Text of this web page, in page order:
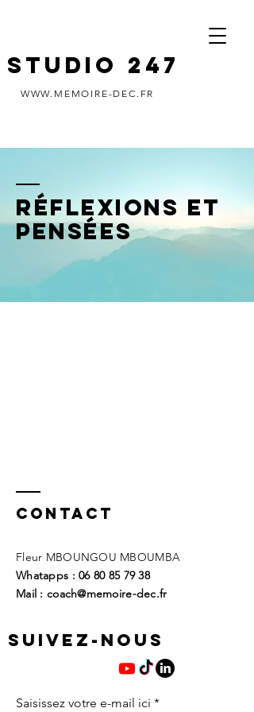
STUDIO 247
WWW.MEMOIRE-DEC.FR
Réflexions et
pensées
Contact
Fleur MBOUNGOU MBOUMBA
Whatapps :06 80 85 79 38
Mail : coach@memoire-dec.fr
SUIVEZ-NOUS
Saisissez votre e-mail ici